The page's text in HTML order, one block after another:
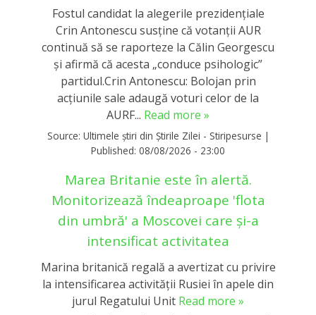
Fostul candidat la alegerile prezidențiale
Crin Antonescu susține că votanții AUR
continuă să se raporteze la Călin Georgescu
și afirmă că acesta „conduce psihologic”
partidul.Crin Antonescu: Bolojan prin
acțiunile sale adaugă voturi celor de la
AURF... Read more »
Source: Ultimele știri din Știrile Zilei - Stiripesurse |
Published: 08/08/2026 - 23:00
Marea Britanie este în alertă.
Monitorizează îndeaproape 'flota
din umbră' a Moscovei care și-a
intensificat activitatea
Marina britanică regală a avertizat cu privire
la intensificarea activităţii Rusiei în apele din
jurul Regatului Unit Read more »